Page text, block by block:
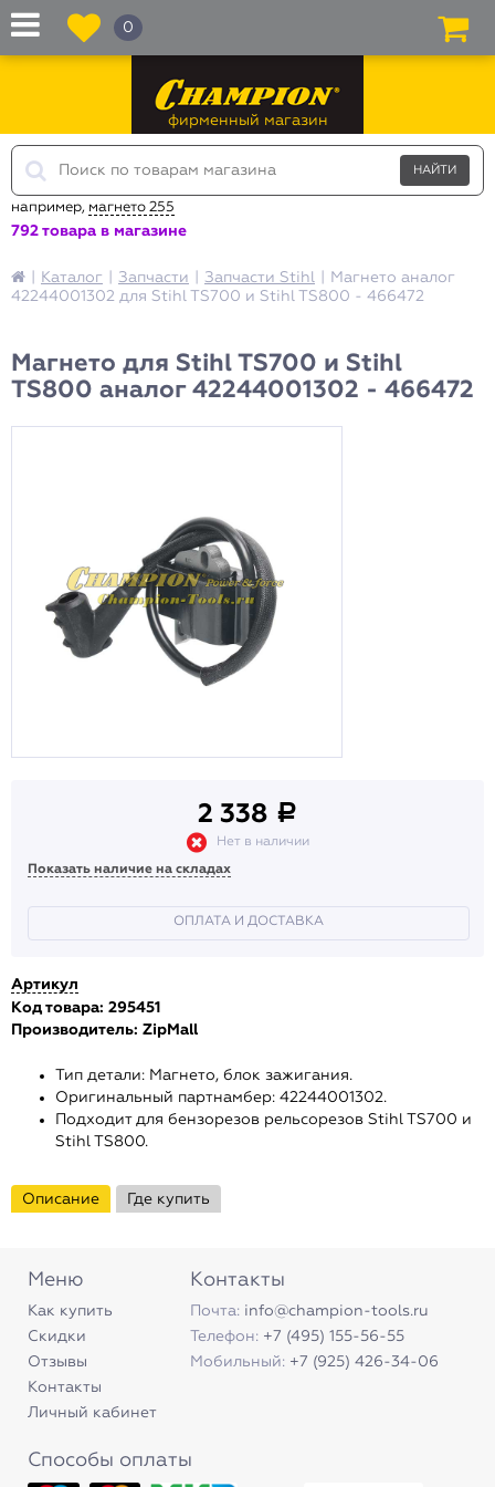
Каталог Запчасти Запчасти Stihl
Магнето аналог
42244001302 для Stihl TS700 и Stihl TS800 - 466472
Магнето для Stihl TS700 и Stihl
TS800 аналог 42244001302 - 466472
2 338 a
Нет в наличии
Показать наличие на складах
ОПЛАТА И ДОСТАВКА
Артикул
Код товара: 295451
Производитель: ZipMall
Тип детали: Магнето, блок зажигания.
Оригинальный партнамбер: 42244001302.
Подходит для бензорезов рельсорезов Stihl TS700 и
Stihl TS800.
Описание Где купить
фирменный магазин
например, магнето 255
792 товара в магазине
Меню
Как купить
Скидки
Отзывы
Контакты
Личный кабинет
Контакты
Почта: info@champion-tools.ru
Телефон: +7 (495) 155-56-55
Мобильный: +7 (925) 426-34-06
Способы оплаты
0